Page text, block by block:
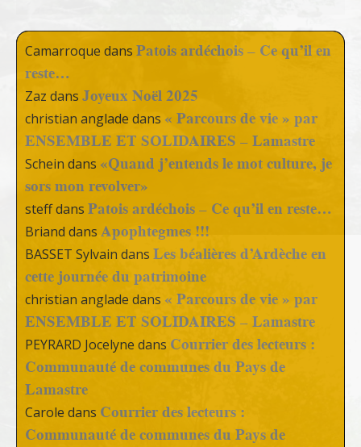
Camarroque dans Patois ardéchois – Ce qu’il en
reste…
Zaz dans Joyeux Noël 2025
christian anglade dans « Parcours de vie » par
ENSEMBLE ET SOLIDAIRES – Lamastre
Schein dans «Quand j’entends le mot culture, je
sors mon revolver»
steffdans Patois ardéchois – Ce qu’il en reste…
Briand dans Apophtegmes !!!
BASSET Sylvain dans Les béalières d’Ardèche en
cette journée du patrimoine
christian anglade dans « Parcours de vie » par
ENSEMBLE ET SOLIDAIRES – Lamastre
PEYRARD Jocelyne dans Courrier des lecteurs :
Communauté de communes du Pays de
Lamastre
Carole dans Courrier des lecteurs :
Communauté de communes du Pays de